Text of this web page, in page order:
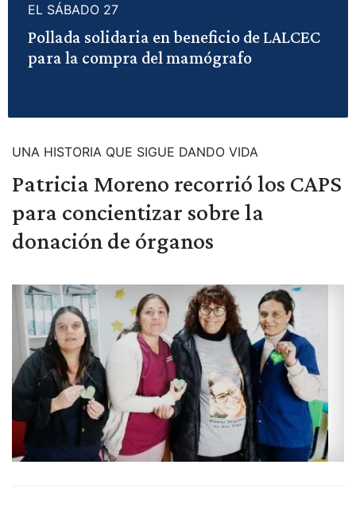
EL SÁBADO 27
Pollada solidaria en beneficio de LALCEC
para la compra del mamógrafo
UNA HISTORIA QUE SIGUE DANDO VIDA
Patricia Moreno recorrió los CAPS
para concientizar sobre la
donación de órganos